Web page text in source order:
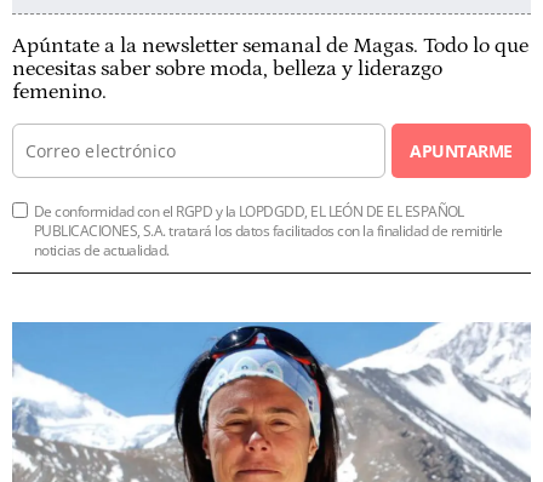
Apúntate a la newsletter semanal de Magas. Todo lo que
necesitas saber sobre moda, belleza y liderazgo
femenino.
APUNTARME
De conformidad con el RGPD y la LOPDGDD, EL LEÓN DE EL ESPAÑOL
PUBLICACIONES, S.A. tratará los datos facilitados con la finalidad de remitirle
noticias de actualidad.